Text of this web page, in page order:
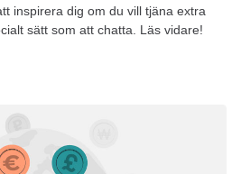
inspirera dig om du vill tjäna extra
sätt som att chatta. Läs vidare!